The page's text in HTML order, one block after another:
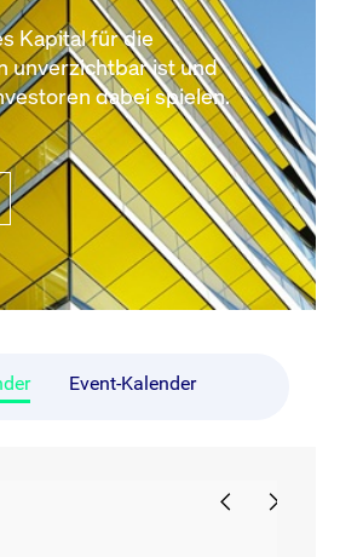
Kapital für die
unverzichtbar ist und
dabei spielen.
Event-Kalender